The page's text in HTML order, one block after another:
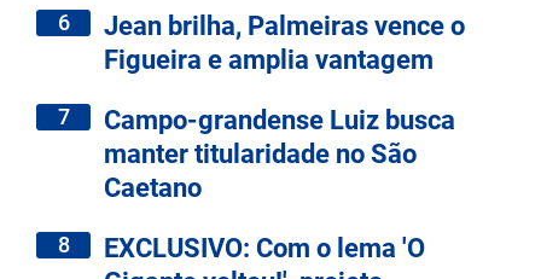
6
Jean brilha, Palmeiras vence o
Figueira e amplia vantagem
7
Campo-grandense Luiz busca
manter titularidade no São
Caetano
8
EXCLUSIVO: Com o lema 'O